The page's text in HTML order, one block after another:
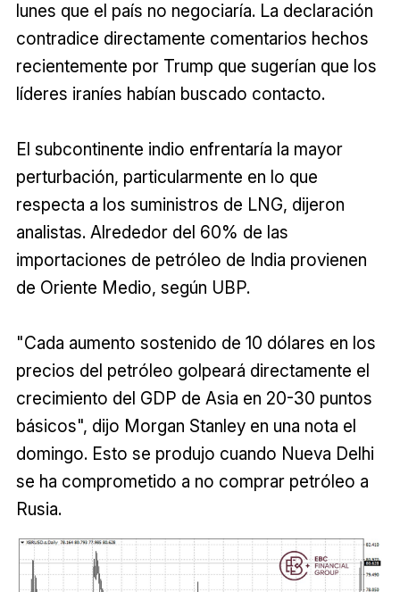
lunes que el país no negociaría. La declaración
contradice directamente comentarios hechos
recientemente por Trump que sugerían que los
líderes iraníes habían buscado contacto.
El subcontinente indio enfrentaría la mayor
perturbación, particularmente en lo que
respecta a los suministros de LNG, dijeron
analistas. Alrededor del 60% de las
importaciones de petróleo de India provienen
de Oriente Medio, según UBP.
"Cada aumento sostenido de 10 dólares en los
precios del petróleo golpeará directamente el
crecimiento del GDP de Asia en 20-30 puntos
básicos", dijo Morgan Stanley en una nota el
domingo. Esto se produjo cuando Nueva Delhi
se ha comprometido a no comprar petróleo a
Rusia.